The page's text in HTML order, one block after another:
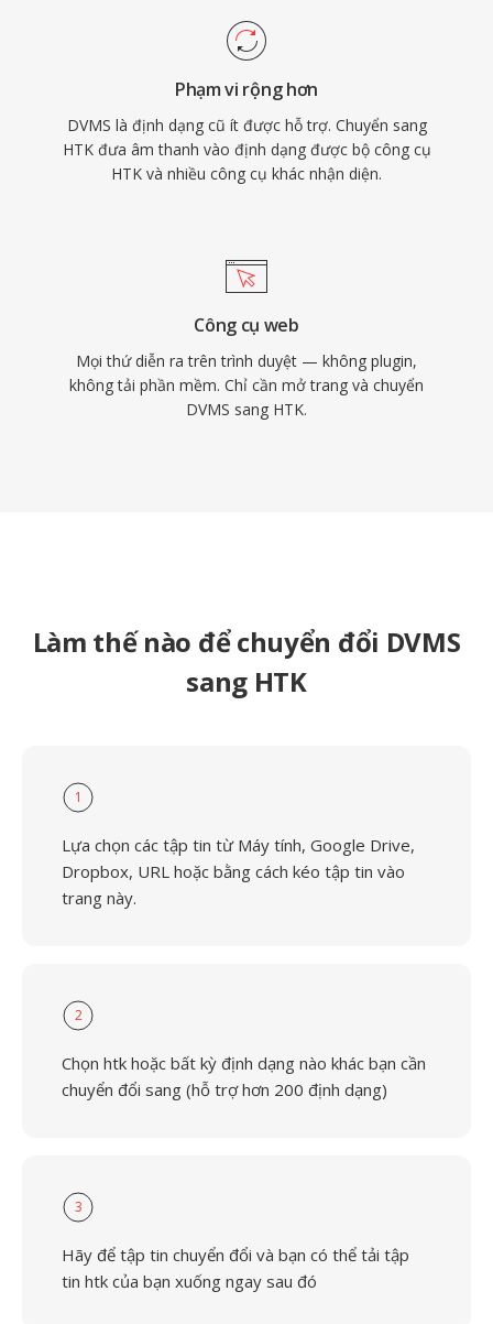
Phạm vi rộng hơn
DVMS là định dạng cũ ít được hỗ trợ. Chuyển sang
HTK đưa âm thanh vào định dạng được bộ công cụ
HTK và nhiều công cụ khác nhận diện.
Công cụ web
Mọi thứ diễn ra trên trình duyệt — không plugin,
không tải phần mềm. Chỉ cần mở trang và chuyển
DVMS sang HTK.
Làm thế nào để chuyển đổi DVMS
sang HTK
1
Lựa chọn các tập tin từ Máy tính, Google Drive,
Dropbox, URL hoặc bằng cách kéo tập tin vào
trang này.
2
Chọn htk hoặc bất kỳ định dạng nào khác bạn cần
chuyển đổi sang (hỗ trợ hơn 200 định dạng)
3
Hãy để tập tin chuyển đổi và bạn có thể tải tập
tin htk của bạn xuống ngay sau đó